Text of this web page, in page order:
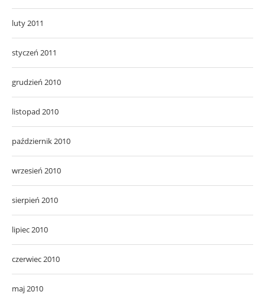
luty 2011
styczeń 2011
grudzień 2010
listopad 2010
październik 2010
wrzesień 2010
sierpień 2010
lipiec 2010
czerwiec 2010
maj 2010